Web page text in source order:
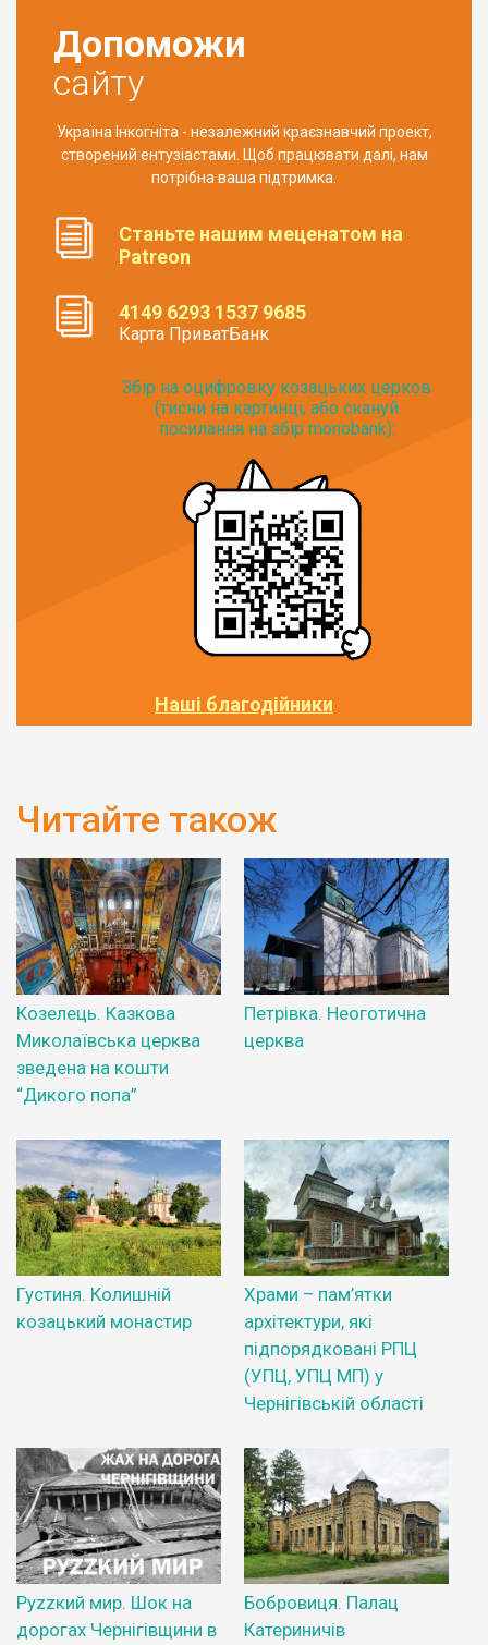
Допоможи
сайту
Україна Інкогніта - незалежний краєзнавчий проект,
створений ентузіастами. Щоб працювати далі, нам
потрібна ваша підтримка.
Станьте нашим меценатом на
Patreon
4149 6293 1537 9685
Карта ПриватБанк
Збір на оцифровку козацьких церков
(тисни на картинці, або скануй
посилання на збір monobank):
Наші благодійники
Читайте також
Козелець. Казкова
Миколаївська церква
зведена на кошти
“Дикого попа”
Петрівка. Неоготична
церква
Густиня. Колишній
козацький монастир
Храми – пам’ятки
архітектури, які
підпорядковані РПЦ
(УПЦ, УПЦ МП) у
Чернігівській області
Руzzкий мир. Шок на
дорогах Чернігівщини в
Бобровиця. Палац
Катериничів